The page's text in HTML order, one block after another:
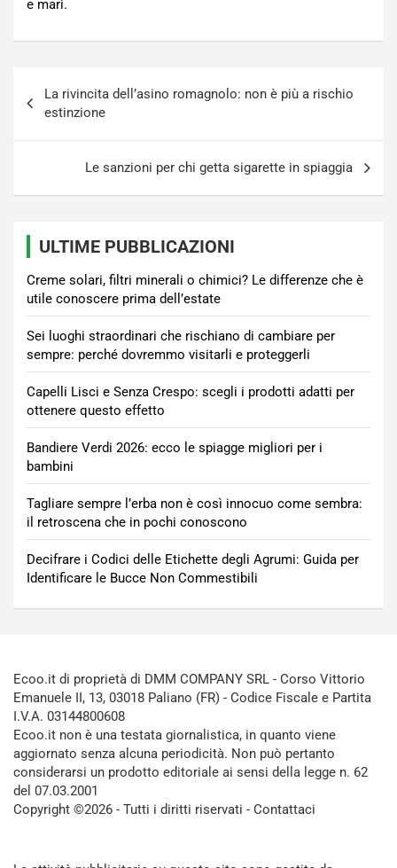
e mari.
articoli
La rivincita dell’asino romagnolo: non è più a rischio
estinzione
Le sanzioni per chi getta sigarette in spiaggia
ULTIME PUBBLICAZIONI
Creme solari, filtri minerali o chimici? Le differenze che è
utile conoscere prima dell’estate
Sei luoghi straordinari che rischiano di cambiare per
sempre: perché dovremmo visitarli e proteggerli
Capelli Lisci e Senza Crespo: scegli i prodotti adatti per
ottenere questo effetto
Bandiere Verdi 2026: ecco le spiagge migliori per i
bambini
Tagliare sempre l’erba non è così innocuo come sembra:
il retroscena che in pochi conoscono
Decifrare i Codici delle Etichette degli Agrumi: Guida per
Identificare le Bucce Non Commestibili
Ecoo.it di proprietà di DMM COMPANY SRL - Corso Vittorio
Emanuele II, 13, 03018 Paliano (FR) - Codice Fiscale e Partita
I.V.A. 03144800608
Ecoo.it non è una testata giornalistica, in quanto viene
aggiornato senza alcuna periodicità. Non può pertanto
considerarsi un prodotto editoriale ai sensi della legge n. 62
del 07.03.2001
Copyright ©2026 - Tutti i diritti riservati - Contattaci